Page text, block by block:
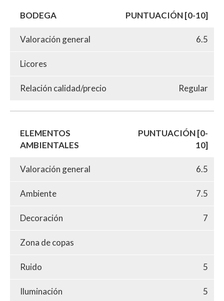
BODEGA PUNTUACIÓN [0-10]
Valoración general 6.5
Licores
Relación calidad/precio Regular
ELEMENTOS
AMBIENTALES
PUNTUACIÓN [0-
10]
Valoración general 6.5
Ambiente 7.5
Decoración 7
Zona de copas
Ruido 5
Iluminación 5